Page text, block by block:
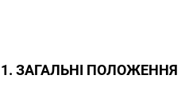
1. ЗАГАЛЬНІ ПОЛОЖЕННЯ